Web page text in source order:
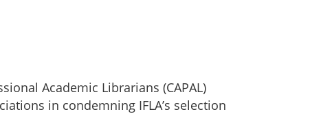
Academic Librarians (CAPAL)
in condemning IFLA’s selection